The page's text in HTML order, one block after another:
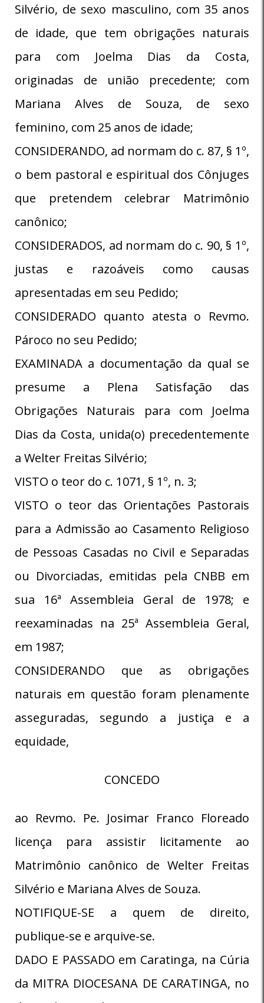
Silvério, de sexo masculino, com 35 anos
de idade, que tem obrigações naturais
para com Joelma Dias da Costa,
originadas de união precedente; com
Mariana Alves de Souza, de sexo
feminino, com 25 anos de idade;
CONSIDERANDO, ad normam do c. 87, § 1º,
o bem pastoral e espiritual dos Cônjuges
que pretendem celebrar Matrimônio
canônico;
CONSIDERADOS, ad normam do c. 90, § 1º,
justas e razoáveis como causas
apresentadas em seu Pedido;
CONSIDERADO quanto atesta o Revmo.
Pároco no seu Pedido;
EXAMINADA a documentação da qual se
presume a Plena Satisfação das
Obrigações Naturais para com Joelma
Dias da Costa, unida(o) precedentemente
a Welter Freitas Silvério;
VISTO o teor do c. 1071, § 1º, n. 3;
VISTO o teor das Orientações Pastorais
para a Admissão ao Casamento Religioso
de Pessoas Casadas no Civil e Separadas
ou Divorciadas, emitidas pela CNBB em
sua 16ª Assembleia Geral de 1978; e
reexaminadas na 25ª Assembleia Geral,
em 1987;
CONSIDERANDO que as obrigações
naturais em questão foram plenamente
asseguradas, segundo a justiça e a
equidade,
CONCEDO
ao Revmo. Pe. Josimar Franco Floreado
licença para assistir licitamente ao
Matrimônio canônico de Welter Freitas
Silvério e Mariana Alves de Souza.
NOTIFIQUE-SE a quem de direito,
publique-se e arquive-se.
DADO E PASSADO em Caratinga, na Cúria
da MITRA DIOCESANA DE CARATINGA, no